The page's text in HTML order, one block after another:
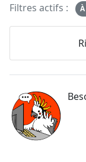
Filtres actifs :